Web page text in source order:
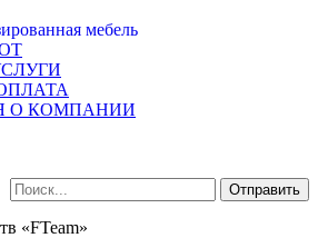
мебель
О КОМПАНИИ
«FTeam»